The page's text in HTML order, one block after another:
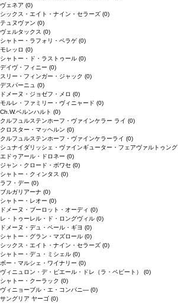
ヴェネア (0)
シックス・エイト・ナイン・セラーズ (0)
テュヌヴァン (0)
ヴェルタックス (0)
シャトー・ラフォリ・ペラゲ (0)
モレッロ (0)
シャトー・ド・ラストゥール (0)
デイヴ・フィニー (0)
スリー・フィンガー・ジャック (0)
デスパーニュ (0)
ドメーヌ・ジョゼフ・メロ (0)
モルレ・ファミリー・ヴィニャード (0)
Ch.W.ベルンハルト (0)
クルフュルステンホーフ・ヴァインケラー ライ (0)
クロスター・マッヘルン (0)
クルフュルステンホーフ・ヴァインケラーライ (0)
シュナイダリッシェ・ヴァインギューター・フェアヴァルトゥング
エドゥアール・ドロネー (0)
ジャン・クロード・ボワセ (0)
シャトー・クィンタス (0)
ラフ・デー (0)
ブルガリアーナ (0)
シャトー・レオー (0)
ドメーヌ・ブーロット・オーディ (0)
レ・トゥーレル・ド・ロングヴィル (0)
ドメーヌ・デュ・ペール・ギヨ (0)
シャトー・グラン・マズロール (0)
シックス・エイト・ナイン・セラーズ (0)
シャトー・デュ・ミシェル (0)
ボー・マルシェ・ワイナリー (0)
ヴィニュロン・デ・ピエール・ドレ（ラ・ペピート） (0)
シャトー・クーラック (0)
ヴィニョーブル・エ・コンパニ― (0)
サングリア ヤーゴ (0)